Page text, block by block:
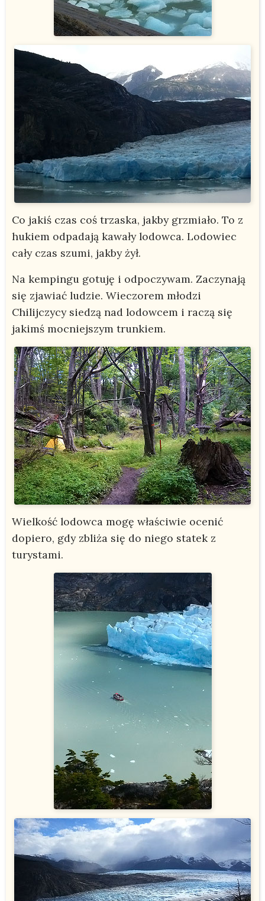
Co jakiś czas coś trzaska, jakby grzmiało. To z
hukiem odpadają kawały lodowca. Lodowiec
cały czas szumi, jakby żył.
Na kempingu gotuję i odpoczywam. Zaczynają
się zjawiać ludzie. Wieczorem młodzi
Chilijczycy siedzą nad lodowcem i raczą się
jakimś mocniejszym trunkiem.
Wielkość lodowca mogę właściwie ocenić
dopiero, gdy zbliża się do niego statek z
turystami.